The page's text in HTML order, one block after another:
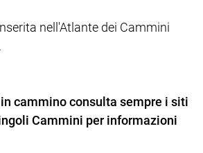
nell'Atlante dei Cammini
cammino consulta sempre i siti
Cammini per informazioni